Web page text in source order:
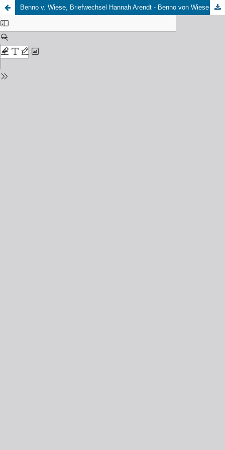
Benno v. Wiese, Briefwechsel Hannah Arendt - Benno von Wiese in Auszügen erschienen